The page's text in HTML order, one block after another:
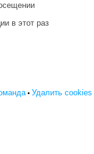
в этот раз
• Удалить